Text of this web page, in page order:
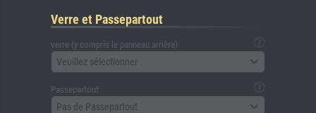
Verre et Passepartout
verre (y compris le panneau arrière)
Veuillez sélectionner
Passepartout
Pas de Passepartout